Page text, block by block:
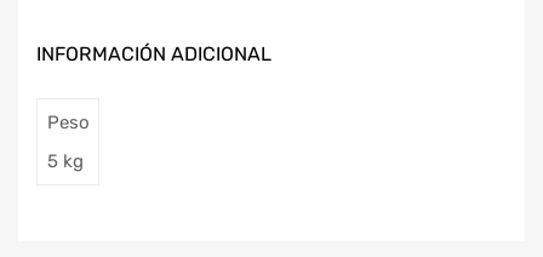
INFORMACIÓN ADICIONAL
Peso
5 kg